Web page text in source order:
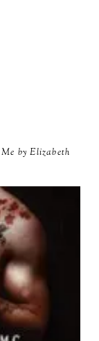
by Elizabeth